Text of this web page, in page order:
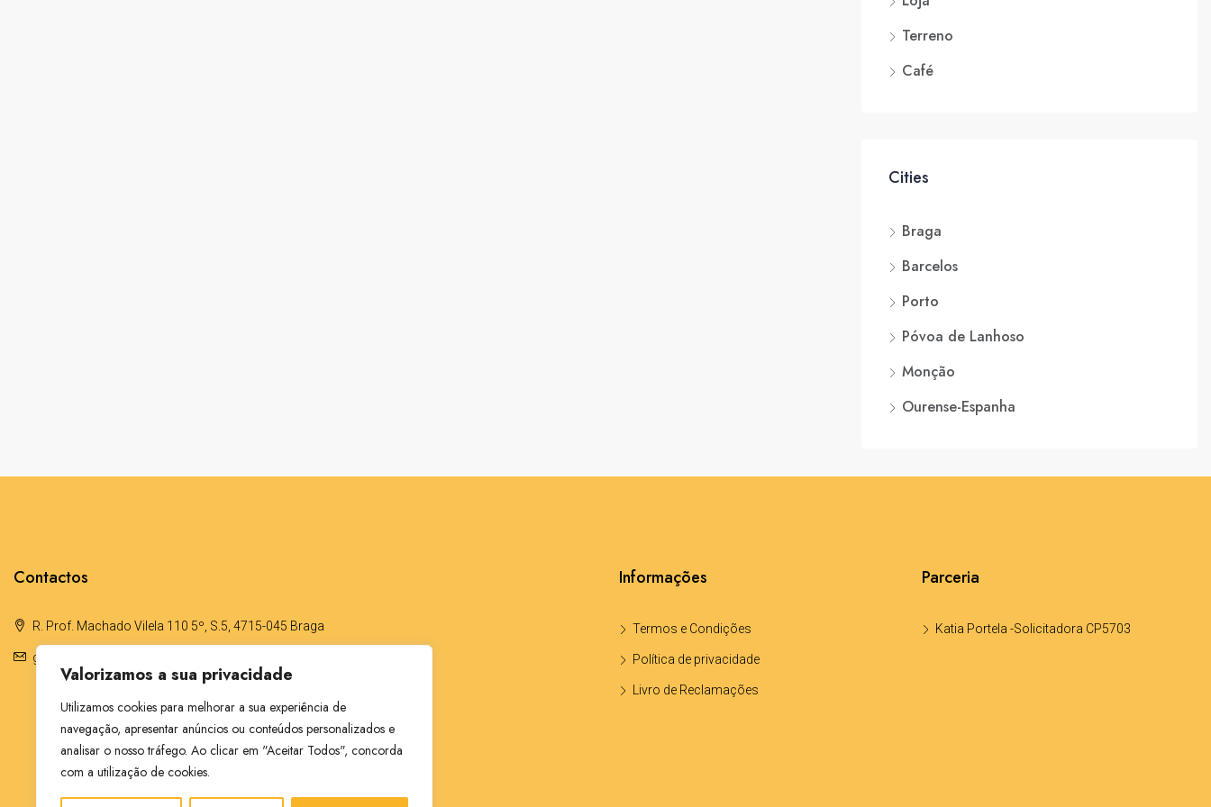
Valorizamos a sua privacidade
Utilizamos cookies para melhorar a sua experiência de
navegação, apresentar anúncios ou conteúdos personalizados e
analisar o nosso tráfego. Ao clicar em "Aceitar Todos", concorda
com a utilização de cookies.
Terreno
Café
Cities
Braga
Barcelos
Porto
Póvoa de Lanhoso
Monção
Ourense-Espanha
Contactos
R. Prof. Machado Vilela 110 5º, S.5, 4715-045 Braga
geral@sara-ferreira.pt
Informações
Termos e Condições
Política de privacidade
Livro de Reclamações
Parceria
Katia Portela -Solicitadora CP5703